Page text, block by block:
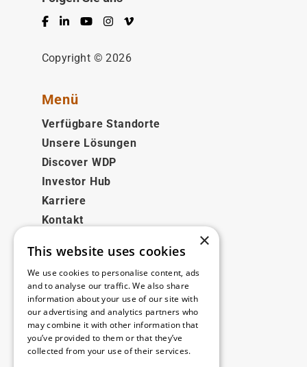
Facebook
LinkedInYouTubeInstagram
Vimeo
Copyright © 2026
Menü
Verfügbare Standorte
Unsere Lösungen
Discover WDP
Investor Hub
Karriere
Kontakt
Rechtliches
Disclaimer
Privacy policy
Cookie policy
×
This website uses cookies
We use cookies to personalise content, ads
and to analyse our traffic. We also share
information about your use of our site with
our advertising and analytics partners who
may combine it with other information that
you’ve provided to them or that they’ve
collected from your use of their services.